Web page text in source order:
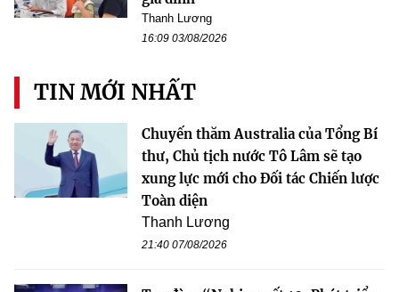
Thanh Lương
16:09 03/08/2026
TIN MỚI NHẤT
Chuyến thăm Australia của Tổng Bí
thư, Chủ tịch nước Tô Lâm sẽ tạo
xung lực mới cho Đối tác Chiến lược
Toàn diện
Thanh Lương
21:40 07/08/2026